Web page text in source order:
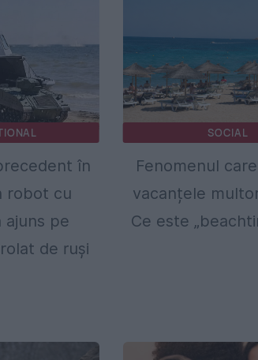
în
robot cu
ajuns pe
de ruși
SOCIAL
Fenomenul
vacanțele
Ce este